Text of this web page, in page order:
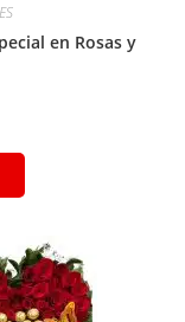
en Rosas y